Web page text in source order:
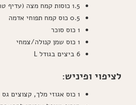
1.5 כוסות קמח מצה (עדיף טחון דק)
0.5 כוס קמח תפוחי אדמה
1 כוס סוכר
1 כוס שמן קנולה/צמחי
6 ביצים בגודל L
לציפוי ופיניש:
1 כוס אגוזי מלך, קצוצים גס